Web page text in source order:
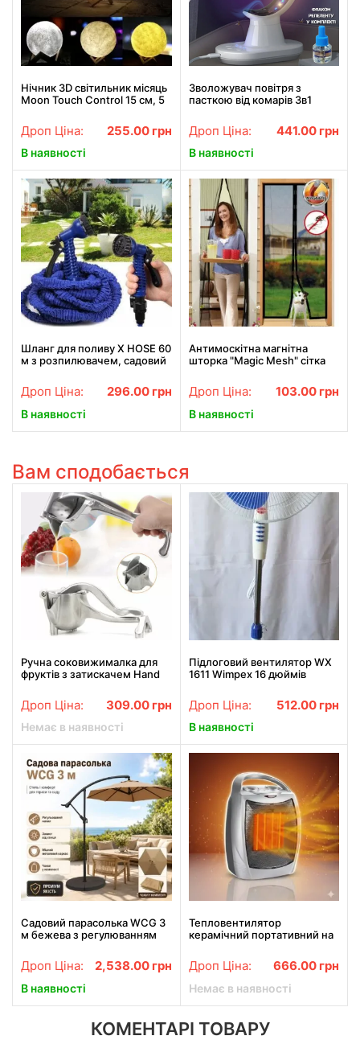
Нічник 3D світильник місяць
Moon Touch Control 15 см, 5
Дроп Ціна: 255.00 грн
В наявності
Зволожувач повітря з
пасткою від комарів 3в1
москітна лампа з підсвіткою
ONL
Дроп Ціна: 441.00 грн
В наявності
Шланг для поливу X HOSE 60
м з розпилювачем, садовий
для саду
Дроп Ціна: 296.00 грн
В наявності
Антимоскітна магнітна
шторка "Magic Mesh" сітка
210х100
Дроп Ціна: 103.00 грн
В наявності
Вам сподобається
Ручна соковижималка для
фруктів з затискачем Hand
Дроп Ціна: 309.00 грн
Немає в наявності
Підлоговий вентилятор WX
1611 Wimpex 16 дюймів
Дроп Ціна: 512.00 грн
В наявності
Садовий парасолька WCG 3
м бежева з регулюванням
парасолька для тераси,
подвір'я, дачі та зони
відпочинку
Дроп Ціна: 2,538.00 грн
В наявності
Тепловентилятор
керамічний портативний на
Керамічний обігрівач для
кімнати
Дроп Ціна: 666.00 грн
Немає в наявності
КОМЕНТАРІ ТОВАРУ